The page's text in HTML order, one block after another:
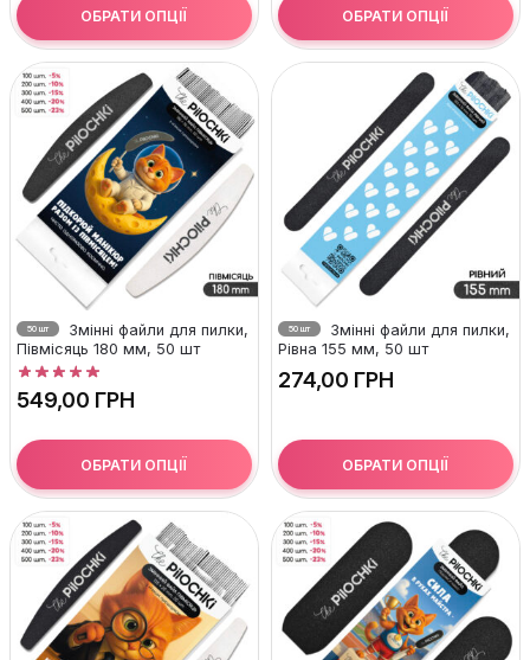
ОБРАТИ ОПЦІЇ ОБРАТИ ОПЦІЇ
50 шт
Змінні файли для пилки,
Півмісяць 180 мм, 50 шт
ГРН
ОБРАТИ ОПЦІЇ
50 шт
Змінні файли для пилки,
Рівна 155 мм, 50 шт
ГРН
ОБРАТИ ОПЦІЇ